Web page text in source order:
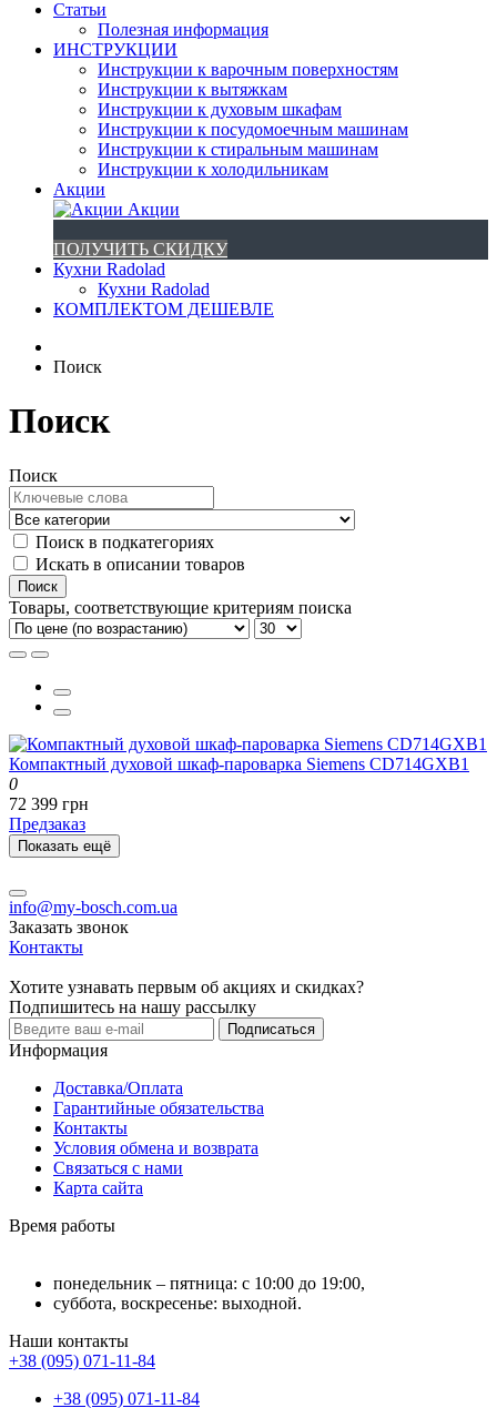
Статьи
Полезная информация
ИНСТРУКЦИИ
Инструкции к варочным поверхностям
Инструкции к вытяжкам
Инструкции к духовым шкафам
Инструкции к посудомоечным машинам
Инструкции к стиральным машинам
Инструкции к холодильникам
Акции
Акции
ПОЛУЧИТЬ СКИДКУ
Кухни Radolad
Кухни Radolad
КОМПЛЕКТОМ ДЕШЕВЛЕ
Поиск
Поиск
Поиск
Поиск в подкатегориях
Искать в описании товаров
Товары, соответствующие критериям поиска
Компактный духовой шкаф-пароварка Siemens CD714GXB1
0
72 399 грн
Предзаказ
Показать ещё
info@my-bosch.com.ua
Заказать звонок
Контакты
Хотите узнавать первым об акциях и скидках?
Подпишитесь на нашу рассылку
Подписаться
Информация
Доставка/Оплата
Гарантийные обязательства
Контакты
Условия обмена и возврата
Связаться с нами
Карта сайта
Время работы
понедельник – пятница: с 10:00 до 19:00,
суббота, воскресенье: выходной.
Наши контакты
+38 (095) 071-11-84
+38 (095) 071-11-84